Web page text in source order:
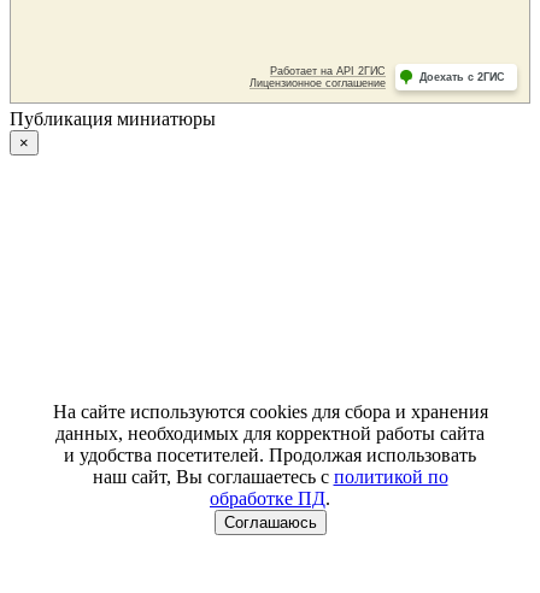
Публикация миниатюры
×
На сайте используются cookies для сбора и хранения
данных, необходимых для корректной работы сайта
и удобства посетителей. Продолжая использовать
наш сайт, Вы соглашаетесь с политикой по
обработке ПД.
Соглашаюсь